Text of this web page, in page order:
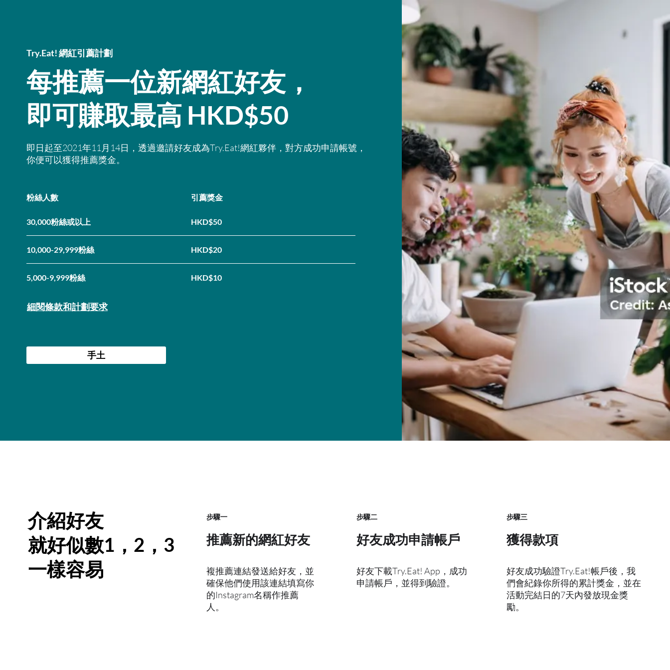
Try.Eat! 網紅引薦計劃
每推薦一位新網紅好友，
即可賺取最高 HKD$50
即日起至2021年11月14日，透過邀請好友成為Try.Eat!網紅夥伴，對方成功申請帳號，
你便可以獲得推薦獎金。
粉絲人數 引薦獎金
30,000粉絲或以上 HKD$50
10,000-29,999粉絲 HKD$20
5,000-9,999粉絲 HKD$10
​細閱條款和計劃要求
手土
介紹好友
就好似數1，2，3
一樣容易
​步驟一
推薦新的網紅好友
複推薦連結發送給好友，並
確保他們使用該連結填寫你
的Instagram名稱作推薦
人。
​步驟二
​好友成功申請帳戶
好友下載Try.Eat! App，成功
申請帳戶，並得到驗證。
​步驟三
獲得款項
好友成功驗證Try.Eat!帳戶後，我
們會紀錄你所得的累計獎金，並在
活動完結日的7天內發放現金獎
勵。